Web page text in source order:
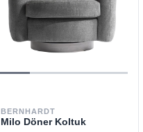
BERNHARDT
Milo Döner Koltuk